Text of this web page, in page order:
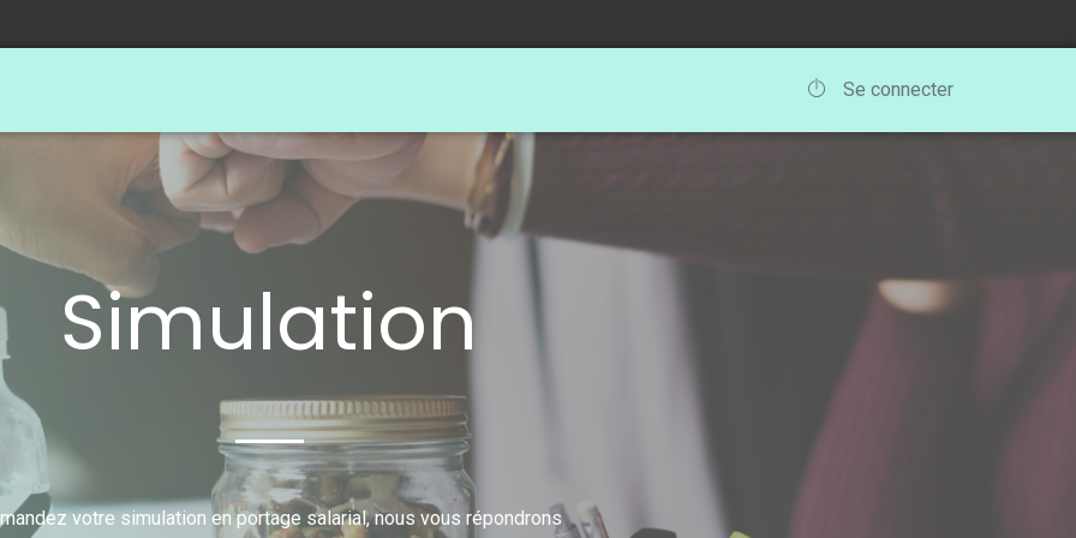
Se connecter
Simulation
votre simulation en portage salarial, nous vous répondrons